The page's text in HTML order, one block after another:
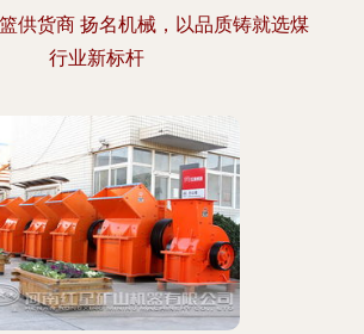
供货商 扬名机械，以品质铸就选煤
行业新标杆